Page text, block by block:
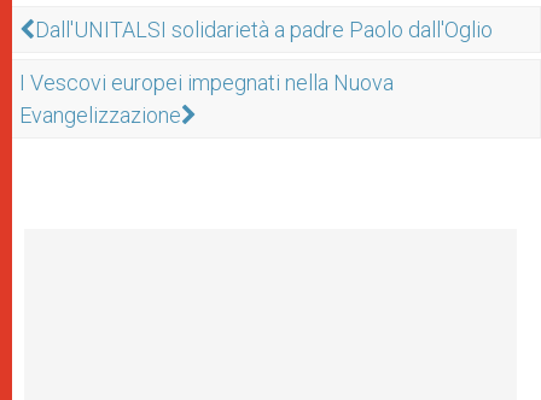
Dall'UNITALSI solidarietà a padre Paolo dall'Oglio
I Vescovi europei impegnati nella Nuova
Evangelizzazione